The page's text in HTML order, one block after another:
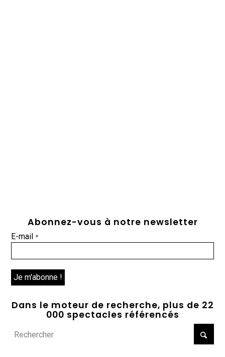
Abonnez-vous à notre newsletter
E-mail*
Dans le moteur de recherche, plus de 22
000 spectacles référencés